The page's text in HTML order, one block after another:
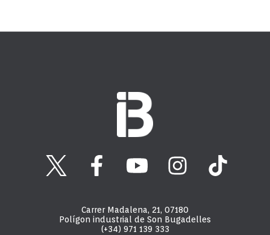
Carrer Madalena, 21, 07180
Polígon industrial de Son Bugadelles
(+34) 971 139 333